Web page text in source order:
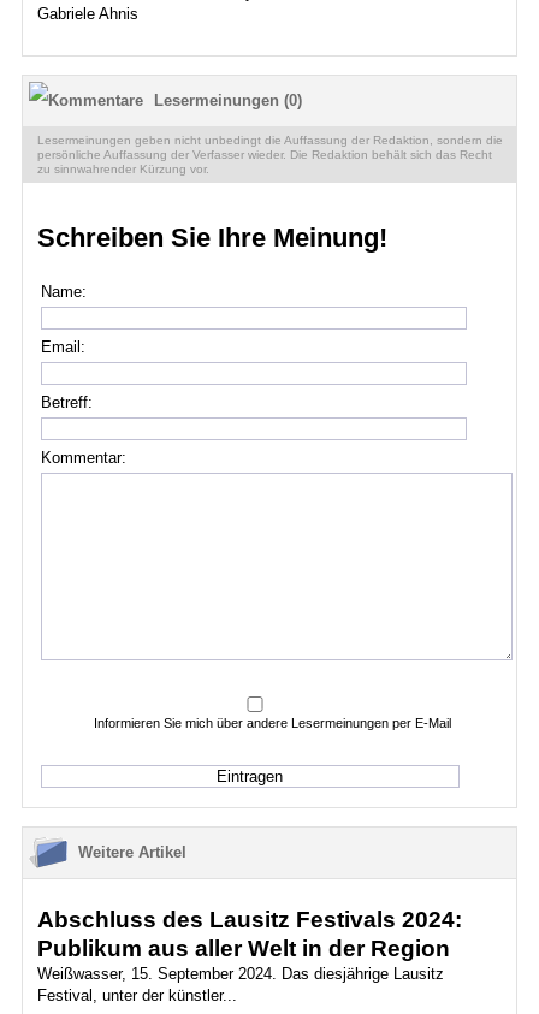
Gabriele Ahnis
Lesermeinungen (0)
Lesermeinungen geben nicht unbedingt die Auffassung der Redaktion, sondern die
persönliche Auffassung der Verfasser wieder. Die Redaktion behält sich das Recht
zu sinnwahrender Kürzung vor.
Schreiben Sie Ihre Meinung!
Name:
Email:
Betreff:
Kommentar:
Informieren Sie mich über andere Lesermeinungen per E-Mail
Weitere Artikel
Abschluss des Lausitz Festivals 2024:
Publikum aus aller Welt in der Region
Weißwasser, 15. September 2024. Das diesjährige Lausitz
Festival, unter der künstler...